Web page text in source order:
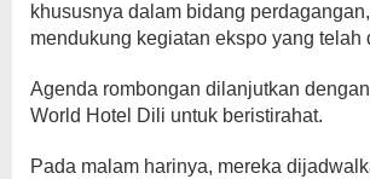
khususnya dalam bidang
mendukung kegiatan ekspo yang telah
Agenda rombongan dilanjutkan
World Hotel Dili untuk beristirahat.
Pada malam harinya, mereka